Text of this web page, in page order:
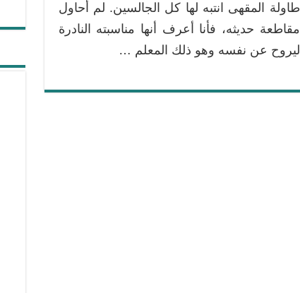
طاولة المقهى انتبه لها كل الجالسين. لم أحاول
مقاطعة حديثه، فأنا أعرف أنها مناسبته النادرة
ليروح عن نفسه وهو ذلك المعلم …